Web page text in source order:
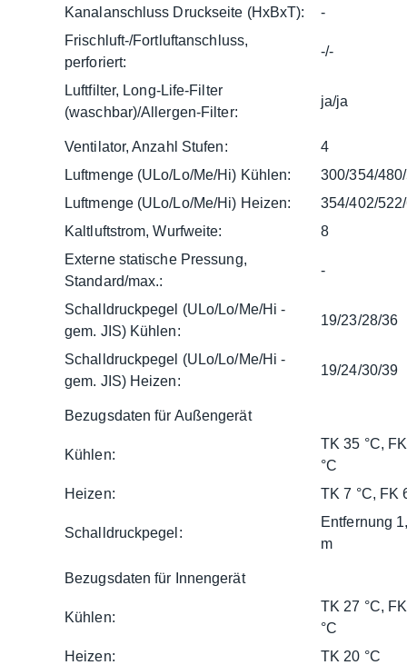
Kanalanschluss Druckseite (HxBxT):
-
Frischluft-/Fortluftanschluss,
perforiert:
-/-
Luftfilter, Long-Life-Filter
(waschbar)/Allergen-Filter:
ja/ja
Ventilator, Anzahl Stufen:
4
Luftmenge (ULo/Lo/Me/Hi) Kühlen:
300/354/
Luftmenge (ULo/Lo/Me/Hi) Heizen:
354/402/
Kaltluftstrom, Wurfweite:
8
Externe statische Pressung,
Standard/max.:
-
Schalldruckpegel (ULo/Lo/Me/Hi -
gem. JIS) Kühlen:
19/23/28/36
Schalldruckpegel (ULo/Lo/Me/Hi -
gem. JIS) Heizen:
19/24/30/39
Bezugsdaten für Außengerät
Kühlen:
TK 35 °C,
°C
Heizen:
TK 7 °C, FK
Schalldruckpegel:
Entfernung
m
Bezugsdaten für Innengerät
Kühlen:
TK 27 °C,
°C
Heizen:
TK 20 °C